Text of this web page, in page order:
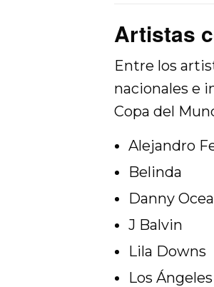
Artistas
Entre los
nacionales e
Copa del
Alejandro
Belinda
Danny
J Balvin
Lila Downs
Los